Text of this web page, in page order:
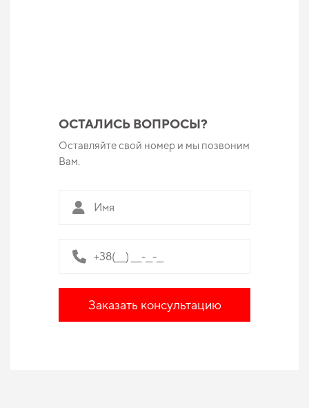
ОСТАЛИСЬ ВОПРОСЫ?
Оставляйте свой номер и мы позвоним
Вам.
Заказать консультацию